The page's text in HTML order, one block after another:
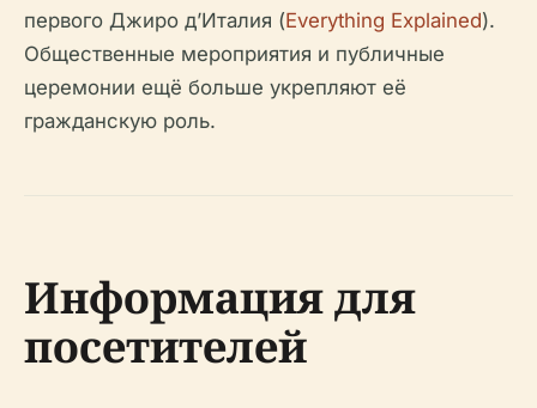
первого Джиро д’Италия (Everything Explained).
Общественные мероприятия и публичные
церемонии ещё больше укрепляют её
гражданскую роль.
Информация для
посетителей